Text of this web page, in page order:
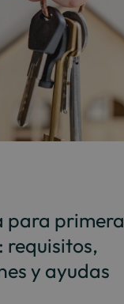
para primera
requisitos,
y ayudas